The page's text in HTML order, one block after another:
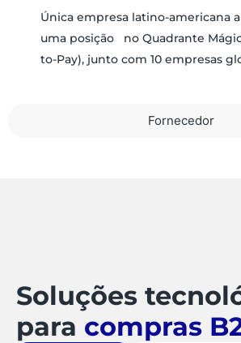
Fornecedor
Única empresa latino-americana
uma posição no Quadrante
to-Pay), junto com 10 empresas
Soluções
para compras